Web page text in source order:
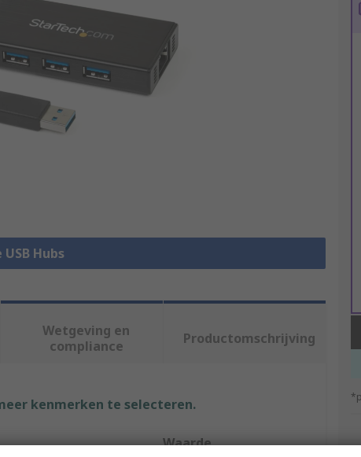
Hubs
Wetgeving en
compliance
Productomschrijving
kenmerken te selecteren.
Waarde